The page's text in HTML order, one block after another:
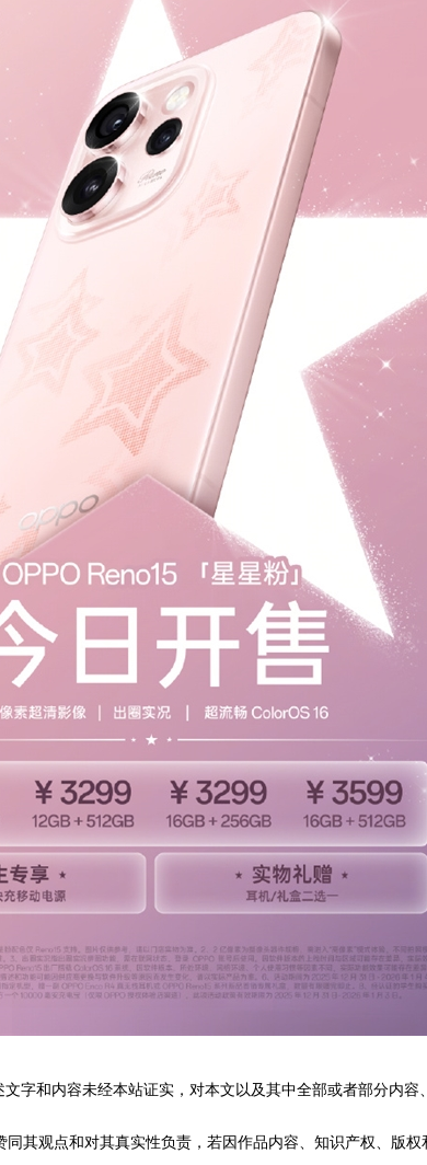
字和内容未经本站证实，对本文以及其中全部或者部分内
其观点和对其真实性负责，若因作品内容、知识产权、版